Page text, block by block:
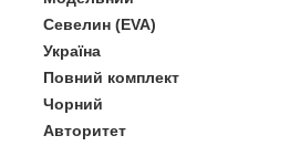
Севелин (EVA)
Україна
Повний комплект
Чорний
Авторитет